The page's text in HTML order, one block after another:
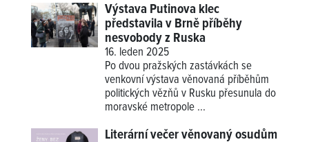
Výstava Putinova klec
představila v Brně příběhy
nesvobody z Ruska
16. leden 2025
Po dvou pražských zastávkách se
venkovní výstava věnovaná příběhům
politických vězňů v Rusku přesunula do
moravské metropole ...
Literární večer věnovaný osudům